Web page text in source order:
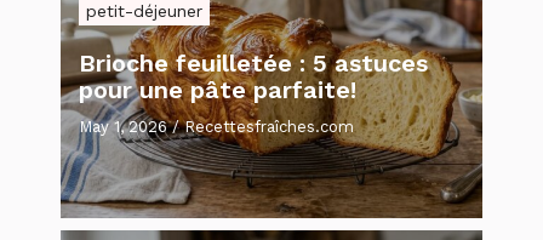
petit-déjeuner
Brioche feuilletée : 5 astuces
pour une pâte parfaite!
May 1, 2026/Recettesfraîches.com